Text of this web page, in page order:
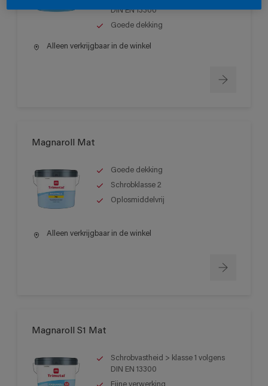
DIN EN 13300
Goede dekking
Alleen verkrijgbaar in de winkel
Magnaroll Mat
Goede dekking
Schrobklasse 2
Oplosmiddelvrij
Alleen verkrijgbaar in de winkel
Magnaroll S1 Mat
Schrobvastheid > klasse 1 volgens
DIN EN 13300
Fijne verwerking